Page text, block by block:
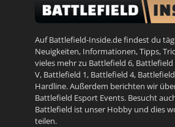
Auf Battlefield-Inside.de findest du
Neuigkeiten, Informationen, Tipps,
vieles mehr zu Battlefield 6, Battlefield
V, Battlefield 1, Battlefield 4,
Hardline. Außerdem berichten wir
Battlefield Esport Events. Besucht
Battlefield ist unser Hobby und dies
teilen.